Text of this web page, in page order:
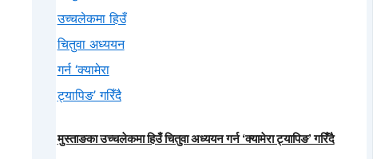
मुस्ताङका उच्चलेकमा हिउँ चितुवा अध्ययन गर्न ‘क्यामेरा ट्यापिङ’ गरिँदै